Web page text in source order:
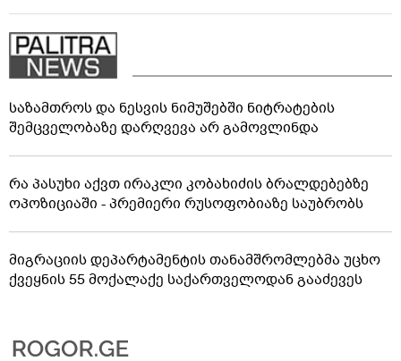
საზამთროს და ნესვის ნიმუშებში ნიტრატების
შემცველობაზე დარღვევა არ გამოვლინდა
რა პასუხი აქვთ ირაკლი კობახიძის ბრალდებებზე
ოპოზიციაში - პრემიერი რუსოფობიაზე საუბრობს
მიგრაციის დეპარტამენტის თანამშრომლებმა უცხო
ქვეყნის 55 მოქალაქე საქართველოდან გააძევეს